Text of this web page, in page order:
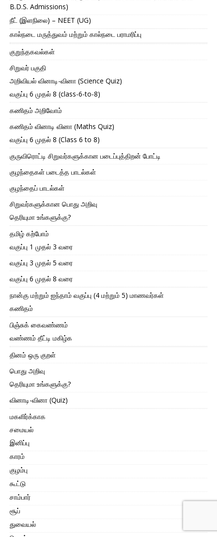
B.D.S. Admissions)
நீட் (இளநிலை) – NEET (UG)
கால்நடை மருத்துவம் மற்றும் கால்நடை பராமரிப்பு
குறுந்தகவல்கள்
சிறுவர் பகுதி
அறிவியல் வினாடி-வினா (Science Quiz)
வகுப்பு 6 முதல் 8 (class-6-to-8)
கணிதம் அறிவோம்
கணிதம் வினாடி வினா (Maths Quiz)
வகுப்பு 6 முதல் 8 (Class 6 to 8)
குருவிரொட்டி சிறுவர்களுக்கான படைப்புத்திறன் போட்டி
குழந்தைகள் படைத்த பாடல்கள்
குழந்தைப் பாடல்கள்
சிறுவர்களுக்கான பொது அறிவு
தெரியுமா உங்களுக்கு?
தமிழ் கற்போம்
வகுப்பு 1 முதல் 3 வரை
வகுப்பு 3 முதல் 5 வரை
வகுப்பு 6 முதல் 8 வரை
நான்கு மற்றும் ஐந்தாம் வகுப்பு (4 மற்றும் 5) மாணவர்கள்
கணிதம்
பிஞ்சுக் கைவண்ணம்
வண்ணம் தீட்டி மகிழ்க
தினம் ஒரு குறள்
பொது அறிவு
தெரியுமா உங்களுக்கு?
வினாடி-வினா (Quiz)
மகளிர்க்காக
சமையல்
இனிப்பு
காரம்
குழம்பு
கூட்டு
சாம்பார்
சூப்
துவையல்